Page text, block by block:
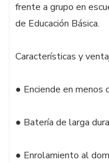
frente a grupo en
de Educación Básica.
Características y
● Enciende en menos
● Batería de larga
● Enrolamiento al